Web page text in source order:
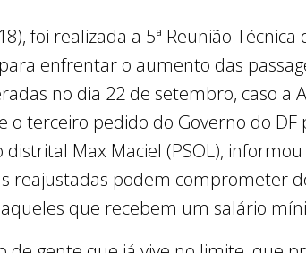
foi realizada a 5ª Reunião
enfrentar o aumento das
no dia 22 de setembro, caso a
o terceiro pedido do Governo do
distrital Max Maciel (PSOL),
reajustadas podem comprometer
que recebem um salário